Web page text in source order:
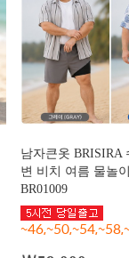
남자큰옷 BRISIRA
변 비치 여름 물놀
BR01009